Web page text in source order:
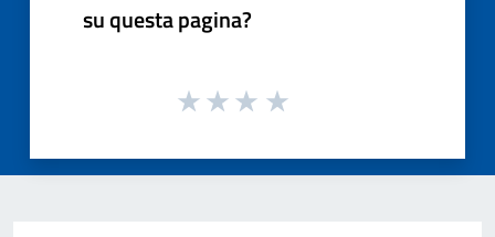
su questa pagina?